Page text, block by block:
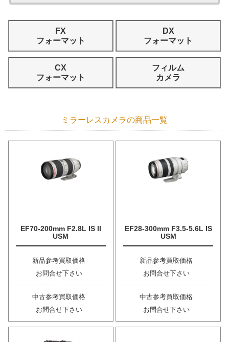
FX
フォーマット
DX
フォーマット
CX
フォーマット
フィルム
カメラ
ミラーレスカメラの商品一覧
EF70-200mm F2.8L IS II
USM
新品参考買取価格
お問合せ下さい
中古参考買取価格
お問合せ下さい
EF28-300mm F3.5-5.6L IS
USM
新品参考買取価格
お問合せ下さい
中古参考買取価格
お問合せ下さい